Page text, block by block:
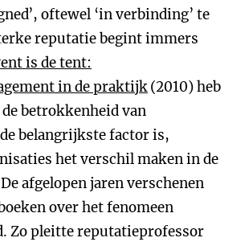
oftewel ‘in verbinding’ te
reputatie begint immers
is de tent:
in de praktijk(2010) heb
betrokkenheid van
belangrijkste factor is,
het verschil maken in de
afgelopen jaren verschenen
over het fenomeen
Zo pleitte reputatieprofessor